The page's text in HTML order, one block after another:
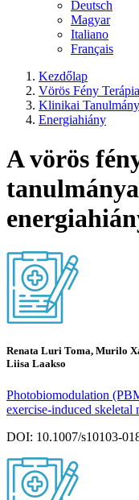
Deutsch
Magyar
Italiano
Français
Kezdőlap
Vörös Fény Terápia
Klinikai
Energiahiány
A vörös
Renata Luri Toma, Murilo
Liisa Laakso
Photobiomodulation
exercise-induced
DOI: 10.1007/s10103-